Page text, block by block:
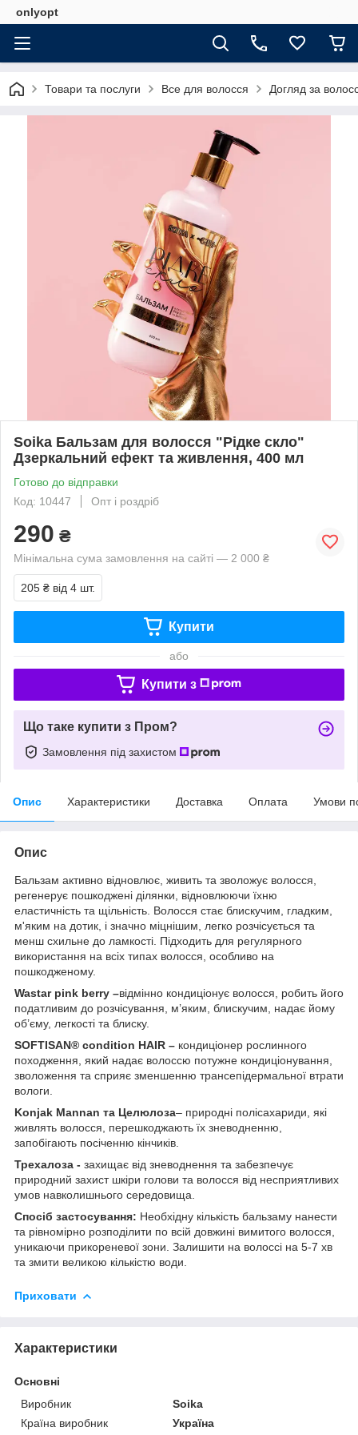
onlyopt
Товари та послуги Все для волосся Догляд за
Soika Бальзам для волосся "Рідке скло"
Дзеркальний ефект та живлення, 400 мл
Готово до відправки
Код: 10447
Опт і роздріб
290 ₴
Мінімальна сума замовлення на сайті — 2 000 ₴
205 ₴ від 4 шт.
Купити
або
Купити з
Що таке купити з Пром?
Замовлення під захистом
Опис Характеристики Доставка Оплата Умови
Опис
Бальзам активно відновлює, живить та зволожує волосся,
регенерує пошкоджені ділянки, відновлюючи їхню
еластичність та щільність. Волосся стає блискучим, гладким,
м'яким на дотик, і значно міцнішим, легко розчісується та
менш схильне до ламкості. Підходить для регулярного
використання на всіх типах волосся, особливо на
пошкодженому.
Wastar pink berry –відмінно кондиціонує волосся, робить його
податливим до розчісування, м’яким, блискучим, надає йому
об’єму, легкості та блиску.
SOFTISAN® condition HAIR – кондиціонер рослинного
походження, який надає волоссю потужне кондиціонування,
зволоження та сприяє зменшенню трансепідермальної втрати
вологи.
Konjak Mannan та Целюлоза– природні полісахариди, які
живлять волосся, перешкоджають їх зневодненню,
запобігають посіченню кінчиків.
Трехалоза - захищає від зневоднення та забезпечує
природний захист шкіри голови та волосся від несприятливих
умов навколишнього середовища.
Спосіб застосування: Необхідну кількість бальзаму нанести
та рівномірно розподілити по всій довжині вимитого волосся,
уникаючи прикореневої зони. Залишити на волоссі на 5-7 хв
та змити великою кількістю води.
Приховати
Характеристики
Основні
Виробник
Soika
Країна виробник
Україна